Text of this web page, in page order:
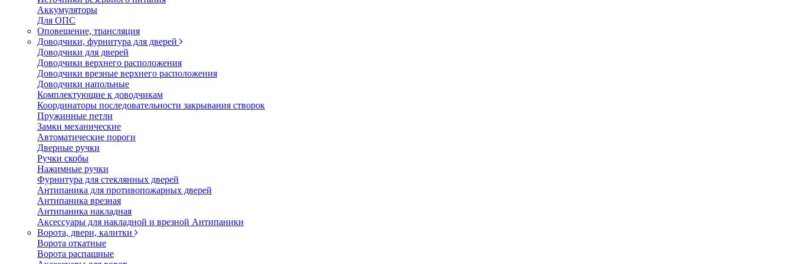
Аккумуляторы
Для ОПС
Оповещение, трансляция
Доводчики, фурнитура для дверей
Доводчики для дверей
Доводчики верхнего расположения
Доводчики врезные верхнего расположения
Доводчики напольные
Комплектующие к доводчикам
Координаторы последовательности закрывания створок
Пружинные петли
Замки механические
Автоматические пороги
Дверные ручки
Ручки скобы
Нажимные ручки
Фурнитура для стеклянных дверей
Антипаника для противопожарных дверей
Антипаника врезная
Антипаника накладная
Аксессуары для накладной и врезной Антипаники
Ворота, двери, калитки
Ворота откатные
Ворота распашные